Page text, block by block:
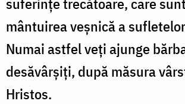
mântuirea veşnică a
Numai astfel veţi ajunge
desăvârşiţi, după măsura
Hristos.